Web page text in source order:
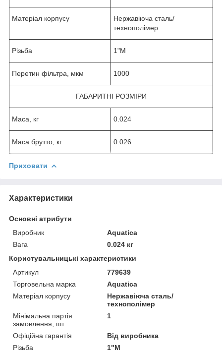
Матеріал корпусу
Нержавіюча сталь/
технополімер
Різьба 1"M
Перетин фільтра, мкм 1000
ГАБАРИТНІ РОЗМІРИ
Маса, кг 0.024
Маса брутто, кг 0.026
Приховати
Характеристики
Основні атрибути
Виробник
Aquatica
Вага
0.024 кг
Користувальницькі характеристики
Артикул
779639
Торговельна марка
Aquatica
Матеріал корпусу
Нержавіюча сталь/
технополімер
Мінімальна партія
замовлення, шт
1
Офіційна гарантія
Від виробника
Різьба
1"M